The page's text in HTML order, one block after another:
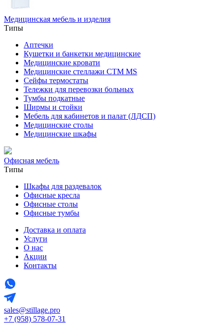
Медицинская мебель и изделия
Типы
Аптечки
Кушетки и банкетки медицинские
Медицинские кровати
Медицинские стеллажи CTM MS
Сейфы термостаты
Тележки для перевозки больных
Тумбы подкатные
Ширмы и стойки
Мебель для кабинетов и палат (ЛДСП)
Медицинские столы
Медицинские шкафы
Офисная мебель
Типы
Шкафы для раздевалок
Офисные кресла
Офисные столы
Офисные тумбы
Доставка и оплата
Услуги
О нас
Акции
Контакты
sales@stillage.pro
+7 (958) 578-07-31